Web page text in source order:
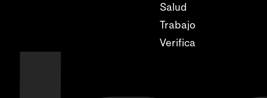
Salud
Trabajo
Verifica